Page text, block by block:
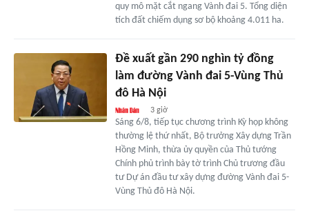
quy mô mặt cắt ngang Vành đai 5. Tổng diện
tích đất chiếm dụng sơ bộ khoảng 4.011 ha.
Đề xuất gần 290 nghìn tỷ đồng
làm đường Vành đai 5-Vùng Thủ
đô Hà Nội
3 giờ
Sáng 6/8, tiếp tục chương trình Kỳ họp không
thường lệ thứ nhất, Bộ trưởng Xây dựng Trần
Hồng Minh, thừa ủy quyền của Thủ tướng
Chính phủ trình bày tờ trình Chủ trương đầu
tư Dự án đầu tư xây dựng đường Vành đai 5-
Vùng Thủ đô Hà Nội.